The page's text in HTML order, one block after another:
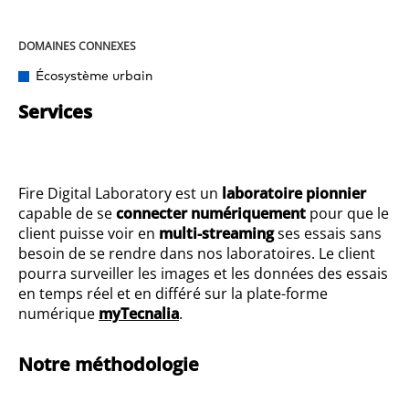
DOMAINES CONNEXES
Écosystème urbain
Services
Fire Digital Laboratory est un laboratoire pionnier
capable de seconnecter numériquement pour que le
client puisse voir en multi-streamingses essais sans
besoin de se rendre dans nos laboratoires. Le client
pourra surveiller les images et les données des essais
en temps réel et en différé sur la plate-forme
numérique myTecnalia.
Notre méthodologie